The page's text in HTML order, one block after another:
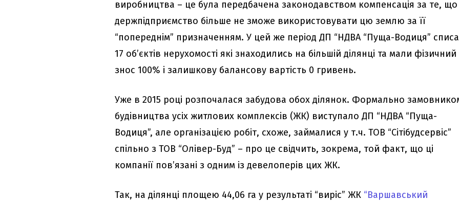
виробництва – це була передбачена законодавством компенсація за те, що
держпідприємство більше не зможе використовувати цю землю за її
“попереднім” призначенням. У цей же період ДП “НДВА “Пуща-Водиця”
17 об’єктів нерухомості які знаходились на більшій ділянці та мали фізичний
знос 100% і залишкову балансову вартість 0 гривень.
Уже в 2015 році розпочалася забудова обох ділянок. Формально
будівництва усіх житлових комплексів (ЖК) виступало ДП “НДВА “Пуща-
Водиця”, але організацією робіт, схоже, займалися у т.ч. ТОВ “Сітібудсервіс”
спільно з ТОВ “Олівер-Буд” – про це свідчить, зокрема, той факт, що ці
компанії пов’язані з одним із девелоперів цих ЖК.
Так, на ділянці площею 44,06 га у результаті “виріс” ЖК “Варшавський